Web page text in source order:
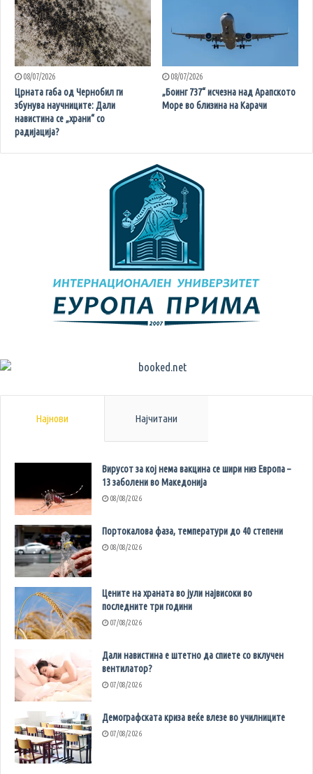
08/07/2026
Црната габа од Чернобил ги
збунува научниците: Дали
навистина се „храни“ со
радијација?
08/07/2026
„Боинг 737“ исчезна над Арапското
Море во близина на Карачи
Најнови Најчитани
Вирусот за кој нема вакцина се шири низ Европа –
13 заболени во Македонија
08/08/2026
Портокалова фаза, температури до 40 степени
08/08/2026
Цените на храната во јули највисоки во
последните три години
07/08/2026
Дали навистина е штетно да спиете со вклучен
вентилатор?
07/08/2026
Демографската криза веќе влезе во училниците
07/08/2026